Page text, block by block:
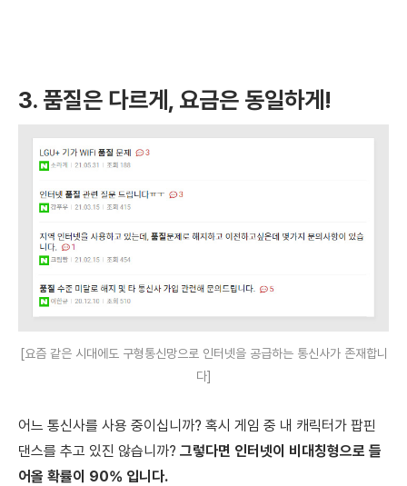
3. 품질은 다르게, 요금은 동일하게!
[요즘 같은 시대에도 구형통신망으로 인터넷을 공급하는 통신사가 존재합니
다]
어느 통신사를 사용 중이십니까? 혹시 게임 중 내 캐릭터가 팝핀
댄스를 추고 있진 않습니까? 그렇다면 인터넷이 비대칭형으로 들
어올 확률이 90% 입니다.